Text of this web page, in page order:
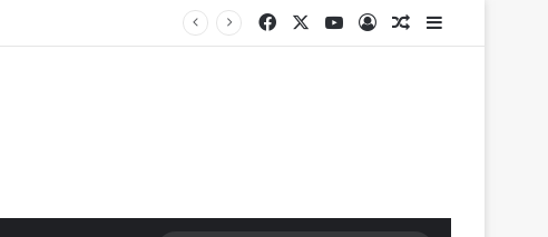
Rotterdam Facebook
X YouTubeLog InGerelateerd artikel
Sidebar